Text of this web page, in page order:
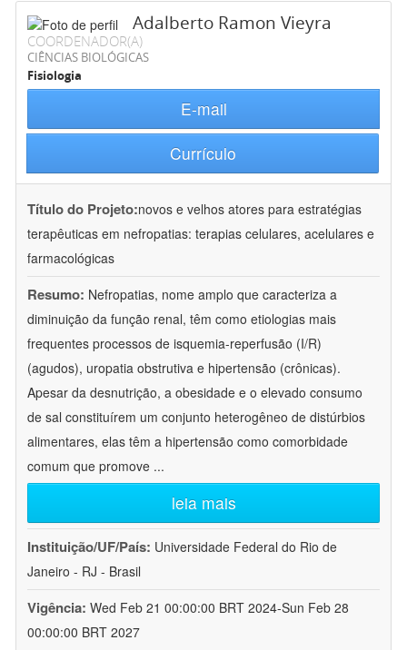
Adalberto Ramon Vieyra
COORDENADOR(A)
CIÊNCIAS BIOLÓGICAS
Fisiologia
E-mail
Currículo
Título do Projeto:novos e velhos atores para estratégias
terapêuticas em nefropatias: terapias celulares, acelulares e
farmacológicas
Resumo: Nefropatias, nome amplo que caracteriza a
diminuição da função renal, têm como etiologias mais
frequentes processos de isquemia-reperfusão (I/R)
(agudos), uropatia obstrutiva e hipertensão (crônicas).
Apesar da desnutrição, a obesidade e o elevado consumo
de sal constituírem um conjunto heterogêneo de distúrbios
alimentares, elas têm a hipertensão como comorbidade
comum que promove ...
leia mais
Instituição/UF/País: Universidade Federal do Rio de
Janeiro - RJ - Brasil
Vigência: Wed Feb 21 00:00:00 BRT 2024-Sun Feb 28
00:00:00 BRT 2027